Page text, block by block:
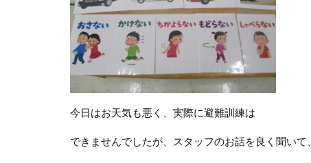
今日はお天気も悪く、実際に避難訓練は
できませんでしたが、スタッフのお話を良く聞いて、